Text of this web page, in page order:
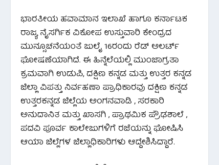
ಭಾರತೀಯ ಹವಾಮಾನ ಇಲಾಖೆ ಹಾಗೂ ಕರ್ನಾಟಕ
ರಾಜ್ಯ ನೈಸರ್ಗಿಕ ವಿಕೋಪ ಉಸ್ತುವಾರಿ ಕೇಂದ್ರದ
ಮುನ್ಸೂಚನೆಯಂತೆ ಜುಲೈ 16ರಂದು ರೆಡ್ ಅಲರ್ಟ್
ಘೋಷಣೆಯಾಗಿದೆ. ಈ ಹಿನ್ನೆಲೆಯಲ್ಲಿ ಮುಂಜಾಗ್ರತಾ
ಕ್ರಮವಾಗಿ ಉಡುಪಿ, ದಕ್ಷಿಣ ಕನ್ನಡ ಮತ್ತು ಉತ್ತರ ಕನ್ನಡ
ಜಿಲ್ಲಾ ವಿಪತ್ತು ನಿರ್ವಹಣಾ ಪ್ರಾಧಿಕಾರವು ದಕ್ಷಿಣ ಕನ್ನಡ
ಉತ್ತರಕನ್ನಡ ಜಿಲ್ಲೆಯ ಅಂಗನವಾಡಿ , ಸರಕಾರಿ
ಅನುದಾನಿತ ಮತ್ತು ಖಾಸಗಿ , ಪ್ರಾಥಮಿಕ ಪ್ರೌಢಶಾಲೆ ,
ಪದವಿ ಪೂರ್ವ ಕಾಲೇಜುಗಳಿಗೆ ರಜೆಯನ್ನು ಘೋಷಿಸಿ
ಆಯಾ ಜಿಲ್ಲೆಗಳ ಜಿಲ್ಲಾಧಿಕಾರಿಗಳು ಆದ್ದೇಶಿಸಿದ್ದಾರೆ.